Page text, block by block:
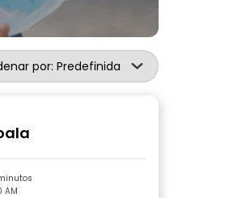
por: Predefinida
AM